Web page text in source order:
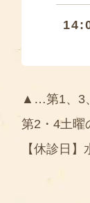
▲…第1、3
第2・4土曜
【休診日